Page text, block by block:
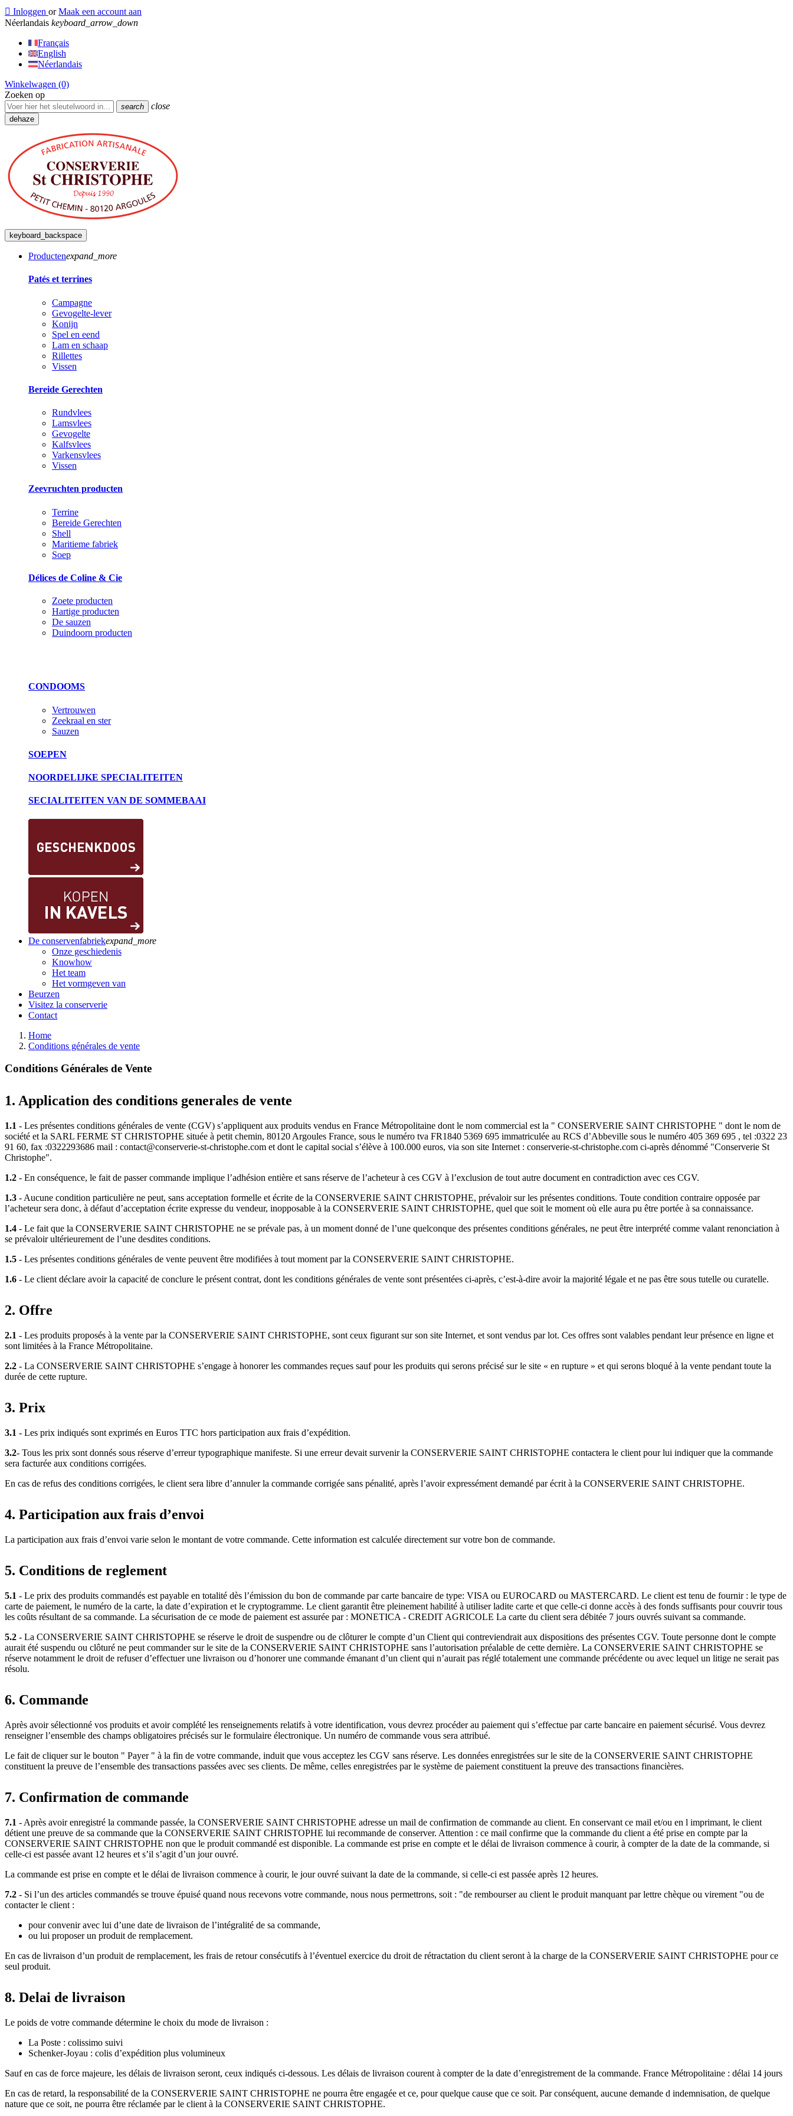
 Inloggen or Maak een account aan
Néerlandais keyboard_arrow_down
Français
English
Néerlandais
Winkelwagen (0)
Zoeken op
search close
dehaze
keyboard_backspace
Productenexpand_more
Patés et terrines
Campagne
Gevogelte-lever
Konijn
Spel en eend
Lam en schaap
Rillettes
Vissen
Bereide Gerechten
Rundvlees
Lamsvlees
Gevogelte
Kalfsvlees
Varkensvlees
Vissen
Zeevruchten producten
Terrine
Bereide Gerechten
Shell
Maritieme fabriek
Soep
Délices de Coline & Cie
Zoete producten
Hartige producten
De sauzen
Duindoorn producten
CONDOOMS
Vertrouwen
Zeekraal en ster
Sauzen
SOEPEN
NOORDELIJKE SPECIALITEITEN
SECIALITEITEN VAN DE SOMMEBAAI
De conservenfabriekexpand_more
Onze geschiedenis
Knowhow
Het team
Het vormgeven van
Beurzen
Visitez la conserverie
Contact
Home
Conditions générales de vente
Conditions Générales de Vente
1. Application des conditions generales de vente
1.1 - Les présentes conditions générales de vente (CGV) s’appliquent aux produits vendus en France Métropolitaine dont le nom commercial est la " CONSERVERIE SAINT CHRISTOPHE " dont le nom de
société et la SARL FERME ST CHRISTOPHE située à petit chemin, 80120 Argoules France, sous le numéro tva FR1840 5369 695 immatriculée au RCS d’Abbeville sous le numéro 405 369 695 , tel :0322 23
91 60, fax :0322293686 mail : contact@conserverie-st-christophe.com et dont le capital social s’élève à 100.000 euros, via son site Internet : conserverie-st-christophe.com ci-après dénommé "Conserverie St
Christophe".
1.2 - En conséquence, le fait de passer commande implique l’adhésion entière et sans réserve de l’acheteur à ces CGV à l’exclusion de tout autre document en contradiction avec ces CGV.
1.3 - Aucune condition particulière ne peut, sans acceptation formelle et écrite de la CONSERVERIE SAINT CHRISTOPHE, prévaloir sur les présentes conditions. Toute condition contraire opposée par
l’acheteur sera donc, à défaut d’acceptation écrite expresse du vendeur, inopposable à la CONSERVERIE SAINT CHRISTOPHE, quel que soit le moment où elle aura pu être portée à sa connaissance.
1.4 - Le fait que la CONSERVERIE SAINT CHRISTOPHE ne se prévale pas, à un moment donné de l’une quelconque des présentes conditions générales, ne peut être interprété comme valant renonciation à
se prévaloir ultérieurement de l’une desdites conditions.
1.5 - Les présentes conditions générales de vente peuvent être modifiées à tout moment par la CONSERVERIE SAINT CHRISTOPHE.
1.6 - Le client déclare avoir la capacité de conclure le présent contrat, dont les conditions générales de vente sont présentées ci-après, c’est-à-dire avoir la majorité légale et ne pas être sous tutelle ou curatelle.
2. Offre
2.1 - Les produits proposés à la vente par la CONSERVERIE SAINT CHRISTOPHE, sont ceux figurant sur son site Internet, et sont vendus par lot. Ces offres sont valables pendant leur présence en ligne et
sont limitées à la France Métropolitaine.
2.2 - La CONSERVERIE SAINT CHRISTOPHE s’engage à honorer les commandes reçues sauf pour les produits qui serons précisé sur le site « en rupture » et qui serons bloqué à la vente pendant toute la
durée de cette rupture.
3. Prix
3.1 - Les prix indiqués sont exprimés en Euros TTC hors participation aux frais d’expédition.
3.2- Tous les prix sont donnés sous réserve d’erreur typographique manifeste. Si une erreur devait survenir la CONSERVERIE SAINT CHRISTOPHE contactera le client pour lui indiquer que la commande
sera facturée aux conditions corrigées.
En cas de refus des conditions corrigées, le client sera libre d’annuler la commande corrigée sans pénalité, après l’avoir expressément demandé par écrit à la CONSERVERIE SAINT CHRISTOPHE.
4. Participation aux frais d’envoi
La participation aux frais d’envoi varie selon le montant de votre commande. Cette information est calculée directement sur votre bon de commande.
5. Conditions de reglement
5.1 - Le prix des produits commandés est payable en totalité dès l’émission du bon de commande par carte bancaire de type: VISA ou EUROCARD ou MASTERCARD. Le client est tenu de fournir : le type de
carte de paiement, le numéro de la carte, la date d’expiration et le cryptogramme. Le client garantit être pleinement habilité à utiliser ladite carte et que celle-ci donne accès à des fonds suffisants pour couvrir tous
les coûts résultant de sa commande. La sécurisation de ce mode de paiement est assurée par : MONETICA - CREDIT AGRICOLE La carte du client sera débitée 7 jours ouvrés suivant sa commande.
5.2 - La CONSERVERIE SAINT CHRISTOPHE se réserve le droit de suspendre ou de clôturer le compte d’un Client qui contreviendrait aux dispositions des présentes CGV. Toute personne dont le compte
aurait été suspendu ou clôturé ne peut commander sur le site de la CONSERVERIE SAINT CHRISTOPHE sans l’autorisation préalable de cette dernière. La CONSERVERIE SAINT CHRISTOPHE se
réserve notamment le droit de refuser d’effectuer une livraison ou d’honorer une commande émanant d’un client qui n’aurait pas réglé totalement une commande précédente ou avec lequel un litige ne serait pas
résolu.
6. Commande
Après avoir sélectionné vos produits et avoir complété les renseignements relatifs à votre identification, vous devrez procéder au paiement qui s’effectue par carte bancaire en paiement sécurisé. Vous devrez
renseigner l’ensemble des champs obligatoires précisés sur le formulaire électronique. Un numéro de commande vous sera attribué.
Le fait de cliquer sur le bouton " Payer " à la fin de votre commande, induit que vous acceptez les CGV sans réserve. Les données enregistrées sur le site de la CONSERVERIE SAINT CHRISTOPHE
constituent la preuve de l’ensemble des transactions passées avec ses clients. De même, celles enregistrées par le système de paiement constituent la preuve des transactions financières.
7. Confirmation de commande
7.1 - Après avoir enregistré la commande passée, la CONSERVERIE SAINT CHRISTOPHE adresse un mail de confirmation de commande au client. En conservant ce mail et/ou en l imprimant, le client
détient une preuve de sa commande que la CONSERVERIE SAINT CHRISTOPHE lui recommande de conserver. Attention : ce mail confirme que la commande du client a été prise en compte par la
CONSERVERIE SAINT CHRISTOPHE non que le produit commandé est disponible. La commande est prise en compte et le délai de livraison commence à courir, à compter de la date de la commande, si
celle-ci est passée avant 12 heures et s’il s’agit d’un jour ouvré.
La commande est prise en compte et le délai de livraison commence à courir, le jour ouvré suivant la date de la commande, si celle-ci est passée après 12 heures.
7.2 - Si l’un des articles commandés se trouve épuisé quand nous recevons votre commande, nous nous permettrons, soit : "de rembourser au client le produit manquant par lettre chèque ou virement "ou de
contacter le client :
pour convenir avec lui d’une date de livraison de l’intégralité de sa commande,
ou lui proposer un produit de remplacement.
En cas de livraison d’un produit de remplacement, les frais de retour consécutifs à l’éventuel exercice du droit de rétractation du client seront à la charge de la CONSERVERIE SAINT CHRISTOPHE pour ce
seul produit.
8. Delai de livraison
Le poids de votre commande détermine le choix du mode de livraison :
La Poste : colissimo suivi
Schenker-Joyau : colis d’expédition plus volumineux
Sauf en cas de force majeure, les délais de livraison seront, ceux indiqués ci-dessous. Les délais de livraison courent à compter de la date d’enregistrement de la commande. France Métropolitaine : délai 14 jours
En cas de retard, la responsabilité de la CONSERVERIE SAINT CHRISTOPHE ne pourra être engagée et ce, pour quelque cause que ce soit. Par conséquent, aucune demande d indemnisation, de quelque
nature que ce soit, ne pourra être réclamée par le client à la CONSERVERIE SAINT CHRISTOPHE.